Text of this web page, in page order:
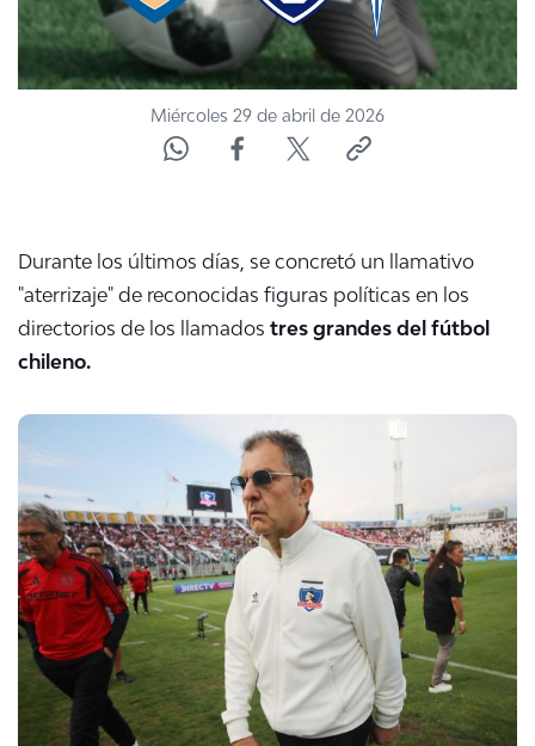
CORPORATIVO Y TRANSPARENCIA
CANAL DE DENUNCIAS
ÁREA DE PROYECTOS
Miércoles 29 de abril de 2026
Durante los últimos días, se concretó un llamativo
"aterrizaje" de reconocidas figuras políticas en los
directorios de los llamados tres grandes del fútbol
chileno.